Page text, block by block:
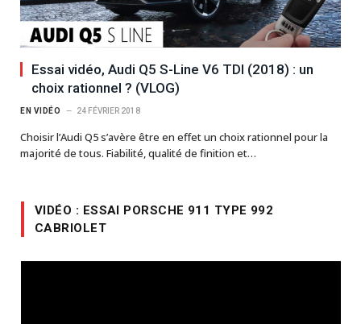
Essai vidéo, Audi Q5 S-Line V6 TDI (2018) : un
choix rationnel ? (VLOG)
EN VIDÉO 24 FÉVRIER 2018
Choisir l’Audi Q5 s’avère être en effet un choix rationnel pour la
majorité de tous. Fiabilité, qualité de finition et…
VIDÉO : ESSAI PORSCHE 911 TYPE 992
CABRIOLET